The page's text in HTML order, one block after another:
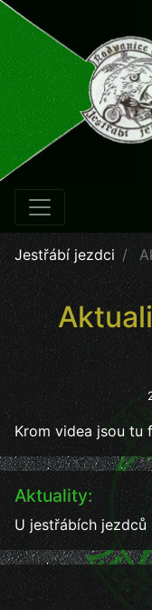
Jestřábí jezdci
Aktuality:
U jestřábích
Krom videa jsou tu